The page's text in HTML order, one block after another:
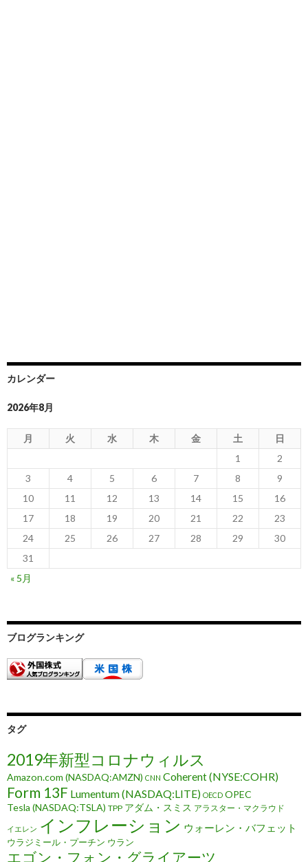
カレンダー
2026年8月
月 火 水 木 金 土
日
1
2
3
4 5 6 7 8
9
10
11 12 13 14 15
16
17
18 19 20 21 22
23
24
25 26 27 28 29
30
31
« 5月
ブログランキング
タグ
2019年新型コロナウィルス
Amazon.com (NASDAQ:AMZN) CNN Coherent (NYSE:COHR)
Form 13F Lumentum (NASDAQ:LITE) OECD OPEC
Tesla (NASDAQ:TSLA) TPP アダム・スミス アラスター・マクラウド
イエレン インフレーション ウォーレン・バフェット
ウラジミール・プーチン ウラン
エゴン・フォン・グライアーツ